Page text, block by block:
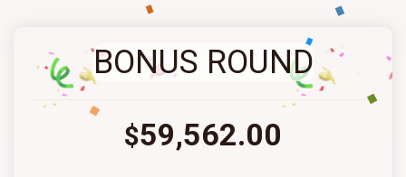
BONUS ROUND
$59,562.00